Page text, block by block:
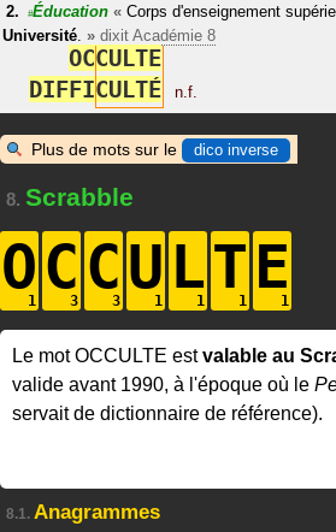
#Éducation « Corps d'enseignement
Université » dixit Académie 8
OCCULTE
DIFFICULTÉ n.f.
Plus de mots sur le dico inverse
8. Scrabble
OCCU LTE
Le mot OCCULTE estvalable au
valide avant 1990, à l'époque où le
servait de dictionnaire de référence).
8.1. Anagrammes